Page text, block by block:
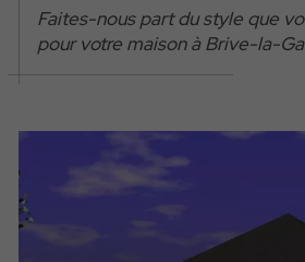
Faites-nous part du style que
pour votre maison à Brive-la-